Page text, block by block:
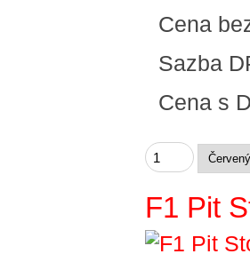
Cena
Sazba
Cena s
F1 Pit